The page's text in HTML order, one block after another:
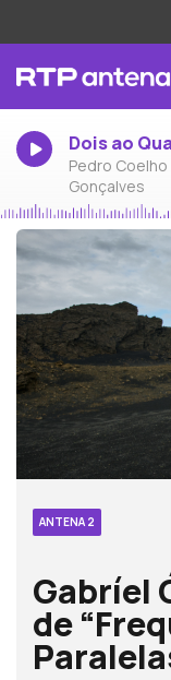
Dois ao
Pedro
Gonçalves
ANTENA 2
Gabríel
de